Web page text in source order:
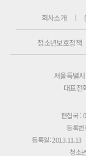
회사소개
청소년보호정책
서울특별
대표전
편집국 :
등록
등록일: 2013.11.13
청소